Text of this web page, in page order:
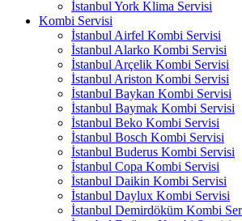
İstanbul York Klima Servisi
Kombi Servisi
İstanbul Airfel Kombi Servisi
İstanbul Alarko Kombi Servisi
İstanbul Arçelik Kombi Servisi
İstanbul Ariston Kombi Servisi
İstanbul Baykan Kombi Servisi
İstanbul Baymak Kombi Servisi
İstanbul Beko Kombi Servisi
İstanbul Bosch Kombi Servisi
İstanbul Buderus Kombi Servisi
İstanbul Copa Kombi Servisi
İstanbul Daikin Kombi Servisi
İstanbul Daylux Kombi Servisi
İstanbul Demirdöküm Kombi